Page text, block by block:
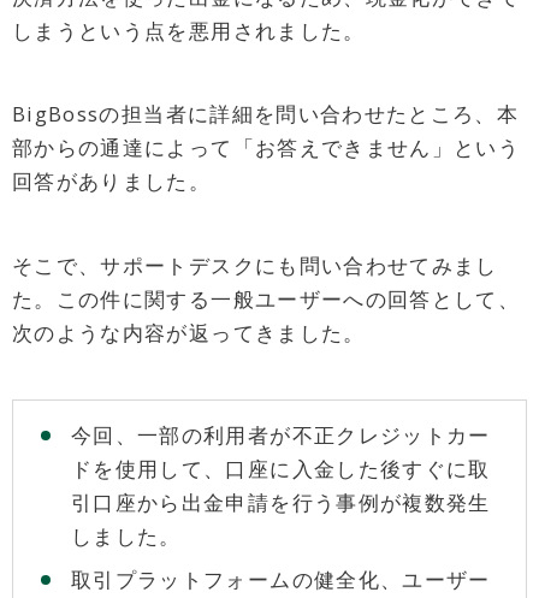
しまうという点を悪用されました。
BigBossの担当者に詳細を問い合わせたところ、本
部からの通達によって「お答えできません」という
回答がありました。
そこで、サポートデスクにも問い合わせてみまし
た。この件に関する一般ユーザーへの回答として、
次のような内容が返ってきました。
今回、一部の利用者が不正クレジットカー
ドを使用して、口座に入金した後すぐに取
引口座から出金申請を行う事例が複数発生
しました。
取引プラットフォームの健全化、ユーザー